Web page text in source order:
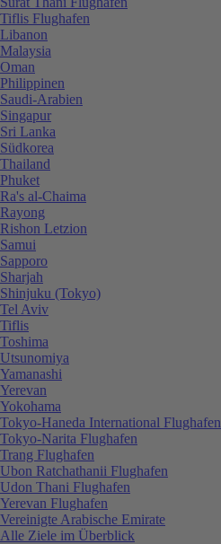
Tiflis Flughafen
Libanon
Malaysia
Oman
Philippinen
Saudi-Arabien
Singapur
Sri Lanka
Südkorea
Thailand
Phuket
Ra's al-Chaima
Rayong
Rishon Letzion
Samui
Sapporo
Sharjah
Shinjuku (Tokyo)
Tel Aviv
Tiflis
Toshima
Utsunomiya
Yamanashi
Yerevan
Yokohama
Tokyo-Haneda International Flughafen
Tokyo-Narita Flughafen
Trang Flughafen
Ubon Ratchathanii Flughafen
Udon Thani Flughafen
Yerevan Flughafen
Vereinigte Arabische Emirate
Alle Ziele im Überblick